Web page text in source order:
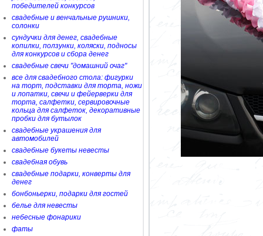
победителей конкурсов
свадебные и венчальные рушники,
солонки
сундучки для денег, свадебные
копилки, ползунки, коляски, подносы
для конкурсов и сбора денег
свадебные свечи "домашний очаг"
все для свадебного стола: фигурки
на торт, подставки для торта, ножи
и лопатки, свечи и фейерверки для
торта, салфетки, сервировочные
кольца для салфеток, декоративные
пробки для бутылок
свадебные украшения для
автомобилей
свадебные букеты невесты
свадебная обувь
свадебные подарки, конверты для
денег
бонбоньерки, подарки для гостей
белье для невесты
небесные фонарики
фаты